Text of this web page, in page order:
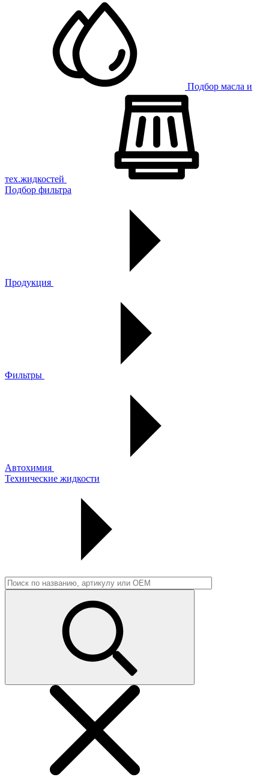
Подбор масла и
тех.жидкостей
Подбор фильтра
Продукция
Фильтры
Автохимия
Технические жидкости